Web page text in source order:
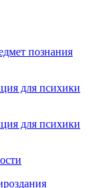
познания
для психики
для психики